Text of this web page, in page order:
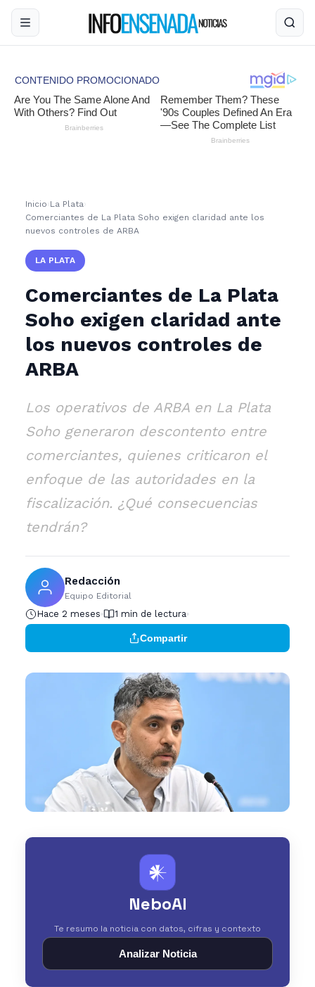
Inicio ›La Plata›
Comerciantes de La Plata Soho exigen claridad ante los
nuevos controles de ARBA
LA PLATA
Comerciantes de La Plata
Soho exigen claridad ante
los nuevos controles de
ARBA
Los operativos de ARBA en La Plata
Soho generaron descontento entre
comerciantes, quienes criticaron el
enfoque de las autoridades en la
fiscalización. ¿Qué consecuencias
tendrán?
Redacción
Equipo Editorial
Hace 2 meses 1 min de lectura
Compartir
𒀭
NeboAI
Te resumo la noticia con datos, cifras y contexto
Analizar Noticia